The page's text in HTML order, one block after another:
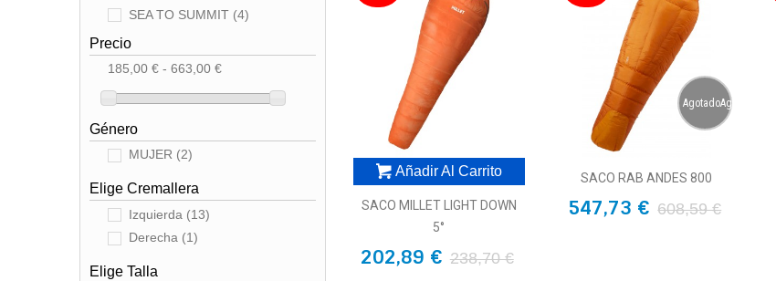
SEA TO SUMMIT (4)
Precio
185,00 € - 663,00 €
Género
MUJER (2)
Elige Cremallera
Izquierda (13)
Derecha (1)
Elige Talla
Añadir Al Carrito
SACO MILLET LIGHT DOWN
5°
202,89 € 238,70 €
AgotadoAgotado
SACO RAB ANDES 800
547,73 € 608,59 €